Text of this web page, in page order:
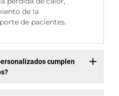
de la
de pacientes.
cumplen